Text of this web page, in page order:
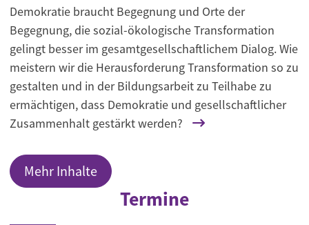
Demokratie braucht Begegnung und Orte der
Begegnung, die sozial-ökologische Transformation
gelingt besser im gesamtgesellschaftlichem Dialog. Wie
meistern wir die Herausforderung Transformation so zu
gestalten und in der Bildungsarbeit zu Teilhabe zu
ermächtigen, dass Demokratie und gesellschaftlicher
Zusammenhalt gestärkt werden?
Mehr Inhalte
Termine